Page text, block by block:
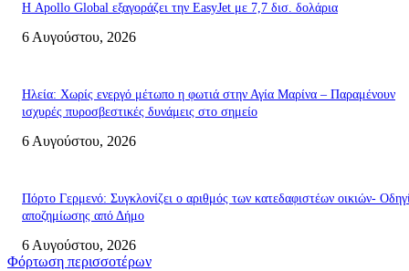
Η Apollo Global εξαγοράζει την EasyJet με 7,7 δισ. δολάρια
6 Αυγούστου, 2026
Ηλεία: Χωρίς ενεργό μέτωπο η φωτιά στην Αγία Μαρίνα – Παραμένουν
ισχυρές πυροσβεστικές δυνάμεις στο σημείο
6 Αυγούστου, 2026
Πόρτο Γερμενό: Συγκλονίζει ο αριθμός των κατεδαφιστέων οικιών-
αποζημίωσης από Δήμο
6 Αυγούστου, 2026
Φόρτωση περισσοτέρων